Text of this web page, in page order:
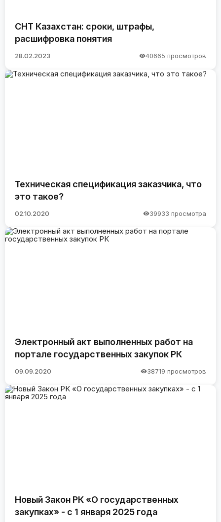
СНТ Казахстан: сроки, штрафы,
расшифровка понятия
28.02.2023 40665 просмотров
Техническая спецификация заказчика, что
это такое?
02.10.2020 39933 просмотра
Электронный акт выполненных работ на
портале государственных закупок РК
09.09.2020 38719 просмотров
Новый Закон РК «О государственных
закупках» - с 1 января 2025 года